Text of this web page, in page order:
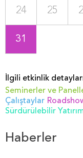
24 25
31
İlgili etkinlik
Seminerler ve
Çalıştaylar
Sürdürülebilir
Haberler